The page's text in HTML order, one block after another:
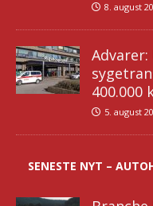
8. august
400.000
5. august
SENESTE NYT –